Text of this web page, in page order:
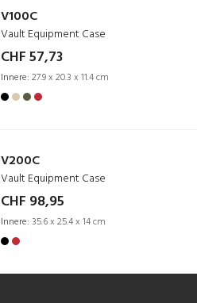
V100C
Vault Equipment Case
CHF 57,73
Innere: 27.9 x 20.3 x 11.4 cm
V200C
Vault Equipment Case
CHF 98,95
Innere: 35.6 x 25.4 x 14 cm